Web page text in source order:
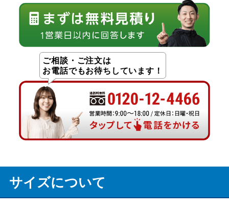
ご相談・ご注文は
お電話でもお待ちしています！
サイズについて